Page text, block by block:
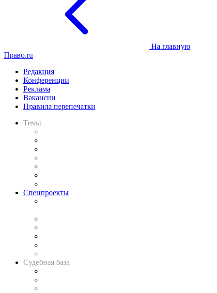
На главную
Право.ru
Редакция
Конференции
Реклама
Вакансии
Правила перепечатки
Темы
Спецпроекты
Судебная база